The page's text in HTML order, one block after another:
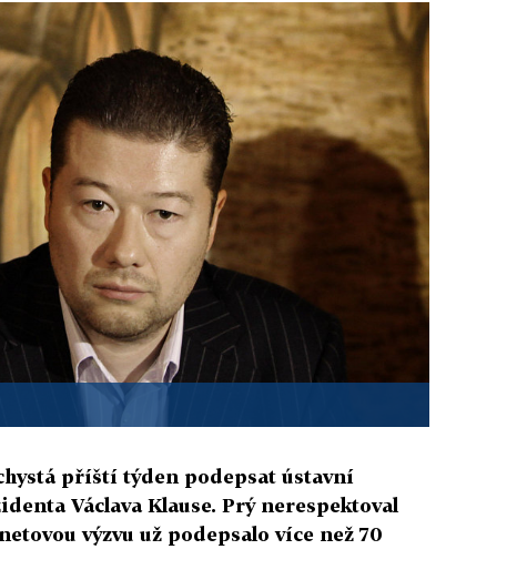
příští týden podepsat ústavní
Václava Klause. Prý nerespektoval
výzvu už podepsalo více než 70